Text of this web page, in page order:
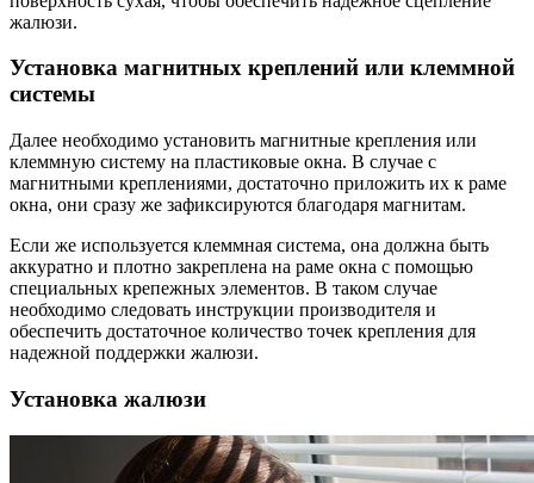
жалюзи.
Установка магнитных креплений или клеммной
системы
Далее необходимо установить магнитные крепления или
клеммную систему на пластиковые окна. В случае с
магнитными креплениями, достаточно приложить их к раме
окна, они сразу же зафиксируются благодаря магнитам.
Если же используется клеммная система, она должна быть
аккуратно и плотно закреплена на раме окна с помощью
специальных крепежных элементов. В таком случае
необходимо следовать инструкции производителя и
обеспечить достаточное количество точек крепления для
надежной поддержки жалюзи.
Установка жалюзи